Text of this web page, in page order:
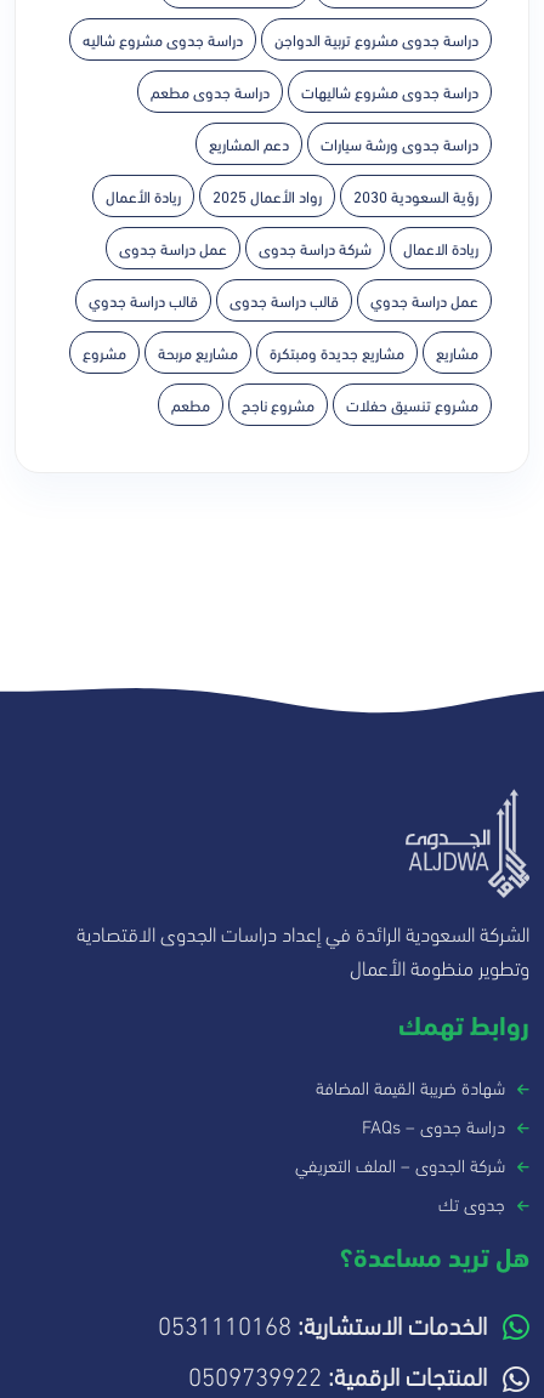
دراسة جدوى مشروع تربية الدواجن دراسة جدوى مشروع شاليه
دراسة جدوى مشروع شاليهات دراسة جدوى مطعم
دراسة جدوى ورشة سيارات دعم المشاريع
رؤية السعودية 2030 رواد الأعمال 2025 ريادة الأعمال
ريادة الاعمال شركة دراسة جدوى عمل دراسة جدوى
عمل دراسة جدوي قالب دراسة جدوى قالب دراسة جدوي
مشاريع مشاريع جديدة ومبتكرة مشاريع مربحة مشروع
مشروع تنسيق حفلات مشروع ناجح مطعم
الشركة السعودية الرائدة في إعداد دراسات الجدوى الاقتصادية
وتطوير منظومة الأعمال
روابط تهمك
شهادة ضريبة القيمة المضافة
دراسة جدوى – FAQs
شركة الجدوى – الملف التعريفي
جدوى تك
هل تريد مساعدة؟
الخدمات الاستشارية:
المنتجات الرقمية: